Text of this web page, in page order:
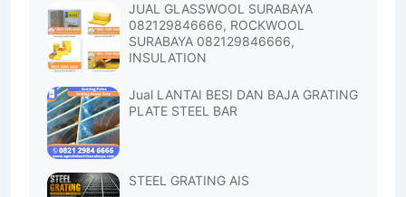
JUAL GLASSWOOL SURABAYA
082129846666, ROCKWOOL
SURABAYA 082129846666,
INSULATION
Jual LANTAI BESI DAN BAJA GRATING
PLATE STEEL BAR
STEEL GRATING AIS